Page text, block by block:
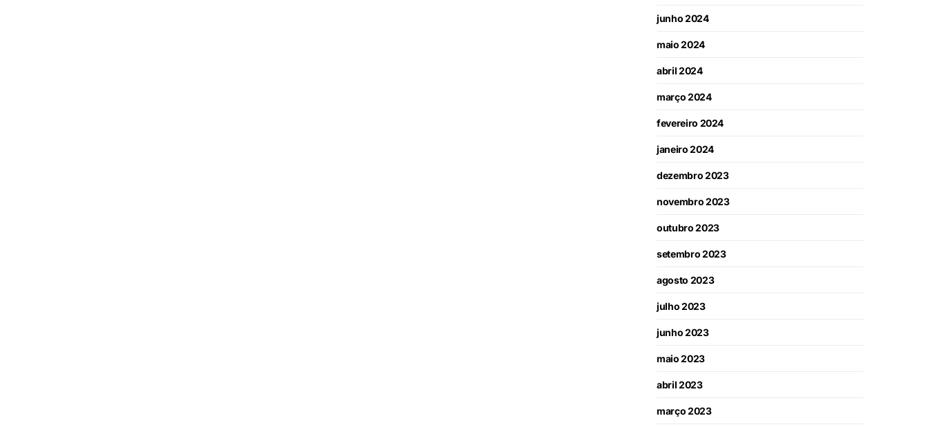
junho 2024
maio 2024
abril 2024
março 2024
fevereiro 2024
janeiro 2024
dezembro 2023
novembro 2023
outubro 2023
setembro 2023
agosto 2023
julho 2023
junho 2023
maio 2023
abril 2023
março 2023